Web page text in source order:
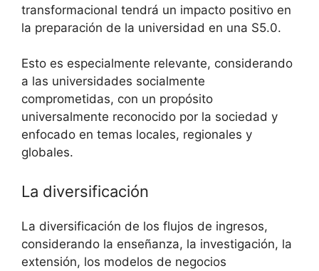
transformacional tendrá un impacto positivo en
la preparación de la universidad en una S5.0.
Esto es especialmente relevante, considerando
a las universidades socialmente
comprometidas, con un propósito
universalmente reconocido por la sociedad y
enfocado en temas locales, regionales y
globales.
La diversificación
La diversificación de los flujos de ingresos,
considerando la enseñanza, la investigación, la
extensión, los modelos de negocios